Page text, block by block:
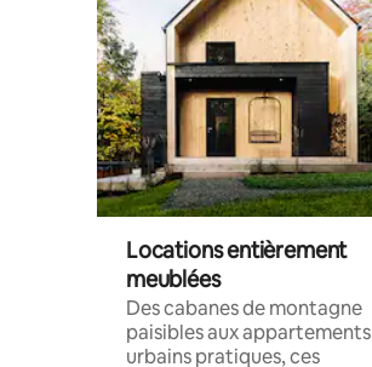
Locations entièrement
meublées
Des cabanes de montagne
paisibles aux appartements
urbains pratiques, ces